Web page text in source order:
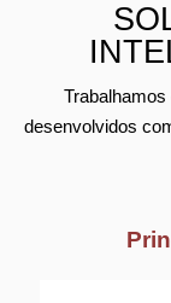
desenvolvidos